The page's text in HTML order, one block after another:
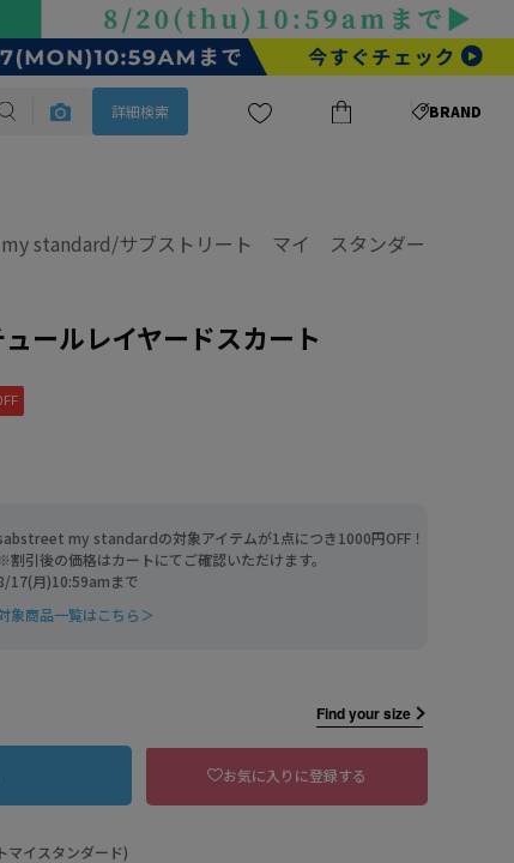
詳細検索 BRAND
standard/サブストリート マイ スタンダー
ールレイヤードスカート
my standardの対象アイテムが1点につき1000円OFF！
※割引後の価格はカートにてご確認いただけます。
17(月)10:59amまで
象商品一覧はこちら＞
Find your size
お気に入りに登録する
イスタンダード)